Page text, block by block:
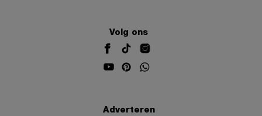
Volg ons
Adverteren